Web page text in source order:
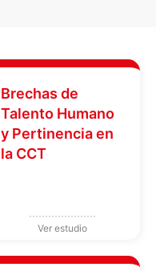
Brechas de
Talento Humano
y Pertinencia en
la CCT